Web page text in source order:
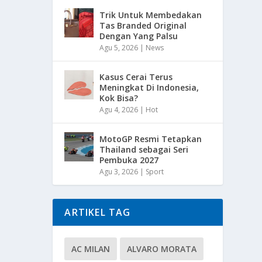
Trik Untuk Membedakan
Tas Branded Original
Dengan Yang Palsu
Agu 5, 2026 | News
Kasus Cerai Terus
Meningkat Di Indonesia,
Kok Bisa?
Agu 4, 2026 | Hot
MotoGP Resmi Tetapkan
Thailand sebagai Seri
Pembuka 2027
Agu 3, 2026 | Sport
ARTIKEL TAG
AC MILAN ALVARO MORATA